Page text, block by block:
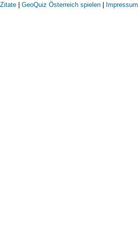
Zitate | GeoQuiz Österreich spielen | Impressum